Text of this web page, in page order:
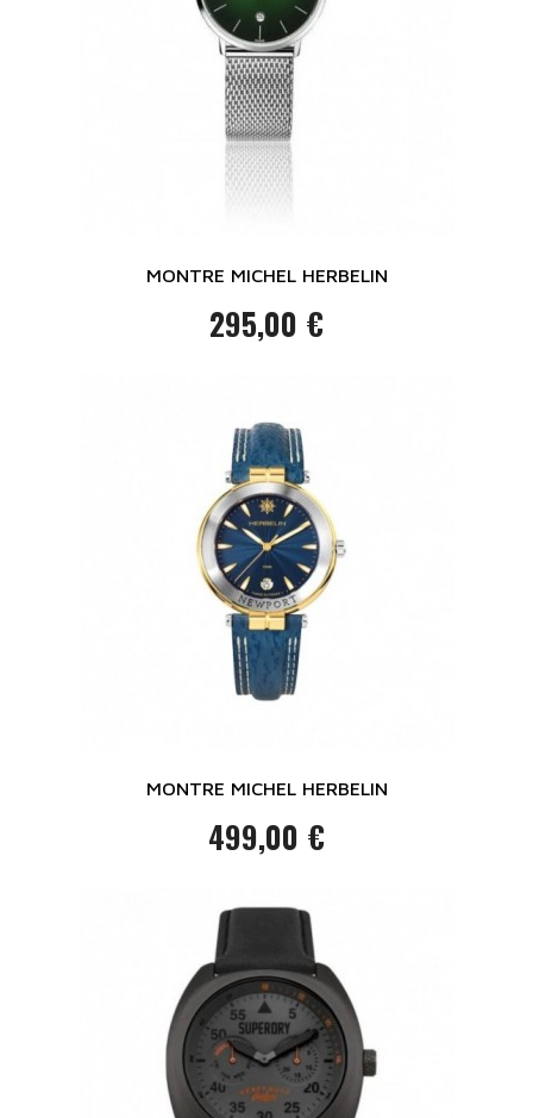
MONTRE MICHEL HERBELIN
Prix
295,00 €
MONTRE MICHEL HERBELIN
Prix
499,00 €